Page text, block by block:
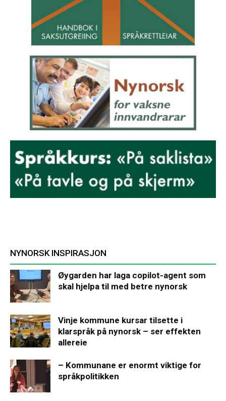
NYNORSK INSPIRASJON
Øygarden har laga copilot-agent som
skal hjelpa til med betre nynorsk
Vinje kommune kursar tilsette i
klarspråk på nynorsk – ser effekten
allereie
– Kommunane er enormt viktige for
språkpolitikken